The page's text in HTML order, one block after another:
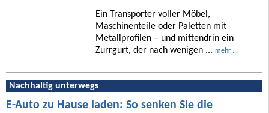
Ein Transporter voller Möbel,
Maschinenteile oder Paletten mit
Metallprofilen – und mittendrin ein
Zurrgurt, der nach wenigen ... mehr ...
Nachhaltig unterwegs
E-Auto zu Hause laden: So senken Sie die